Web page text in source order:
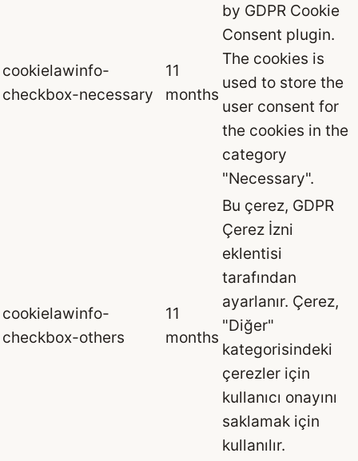
cookielawinfo-
checkbox-necessary
11
months
by GDPR Cookie
Consent plugin.
The cookies is
used to store the
user consent for
the cookies in the
category
"Necessary".
cookielawinfo-
checkbox-others
11
months
Bu çerez, GDPR
Çerez İzni
eklentisi
tarafından
ayarlanır. Çerez,
"Diğer"
kategorisindeki
çerezler için
kullanıcı onayını
saklamak için
kullanılır.